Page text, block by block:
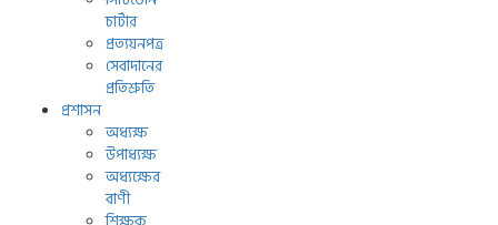
চার্টার
প্রত্যয়নপত্র
সেবাদানের
প্রতিশ্রুতি
প্রশাসন
অধ্যক্ষ
উপাধ্যক্ষ
অধ্যক্ষের
বাণী